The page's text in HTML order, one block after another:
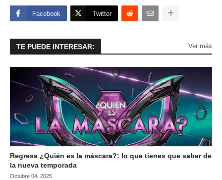
Facebook Twitter
TE PUEDE INTERESAR: Ver más
Regresa ¿Quién es la máscara?: lo que tienes que saber de
la nueva temporada
Octubre 04, 2025